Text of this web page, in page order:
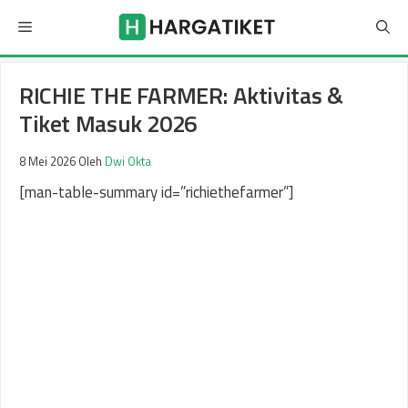
isi
Menu
RICHIE THE FARMER: Aktivitas &
Tiket Masuk 2026
8 Mei 2026 Oleh Dwi Okta
[man-table-summary id=”richiethefarmer”]